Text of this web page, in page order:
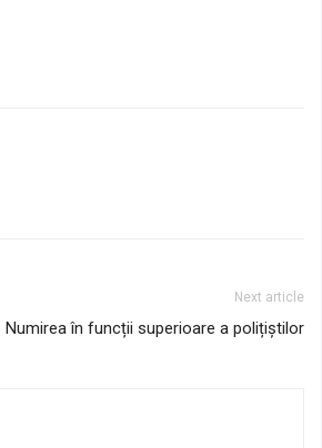
Next article
Numirea în funcții superioare a polițiștilor